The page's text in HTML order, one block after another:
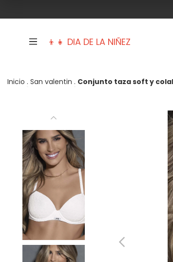
👦👧 DIA DE LA NIÑEZ
Trajes de baño
Mujer
Hombre
Inicio . San valentin . Conjunto taza soft y